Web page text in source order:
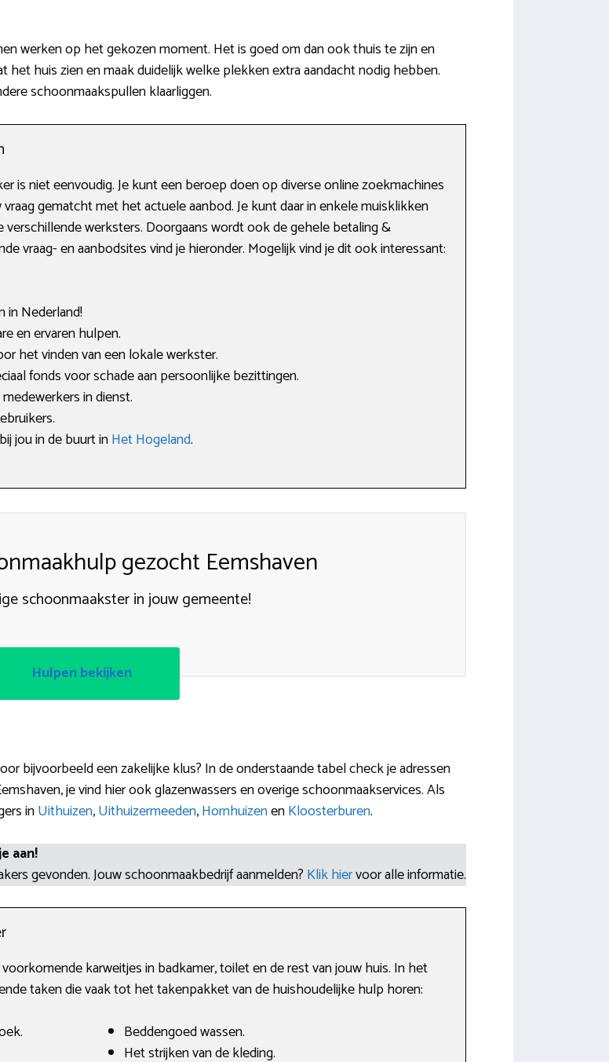
werken op het gekozen moment. Het is goed om dan ook thuis te zijn en
het huis zien en maak duidelijk welke plekken extra aandacht nodig hebben.
schoonmaakspullen klaarliggen.
is niet eenvoudig. Je kunt een beroep doen op diverse online zoekmachines
gematcht met het actuele aanbod. Je kunt daar in enkele muisklikken
werksters. Doorgaans wordt ook de gehele betaling &
vraag- en aanbodsites vind je hieronder. Mogelijk vind je dit ook interessant:
in Nederland!
en ervaren hulpen.
het vinden van een lokale werkster.
fonds voor schade aan persoonlijke bezittingen.
in dienst.
jou in de buurt inHet Hogeland.
gezocht Eemshaven
schoonmaakster in jouw gemeente!
Hulpen bekijken
bijvoorbeeld een zakelijke klus? In de onderstaande tabel check je adressen
je vind hier ook glazenwassers en overige schoonmaakservices. Als
inUithuizen,Uithuizermeeden,HornhuizenenKloosterburen.
aan!
gevonden. Jouw schoonmaakbedrijf aanmelden? Klik hiervoor alle informatie.
karweitjes in badkamer, toilet en de rest van jouw huis. In het
taken die vaak tot het takenpakket van de huishoudelijke hulp horen:
Beddengoed wassen.
Het strijken van de kleding.